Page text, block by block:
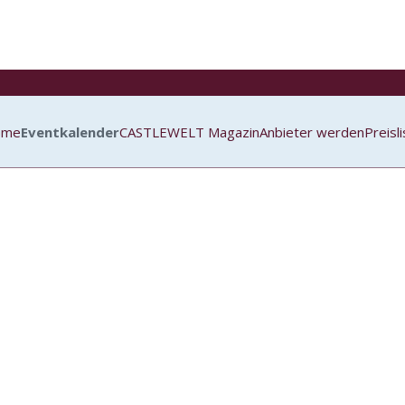
EventkalenderCASTLEWELT MagazinAnbieter werden